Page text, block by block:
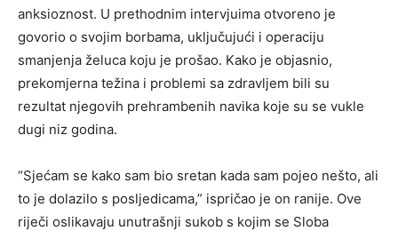
anksioznost. U prethodnim intervjuima otvoreno je
govorio o svojim borbama, uključujući i operaciju
smanjenja želuca koju je prošao. Kako je objasnio,
prekomjerna težina i problemi sa zdravljem bili su
rezultat njegovih prehrambenih navika koje su se vukle
dugi niz godina.
“Sjećam se kako sam bio sretan kada sam pojeo nešto, ali
to je dolazilo s posljedicama,” ispričao je on ranije. Ove
riječi oslikavaju unutrašnji sukob s kojim se Sloba